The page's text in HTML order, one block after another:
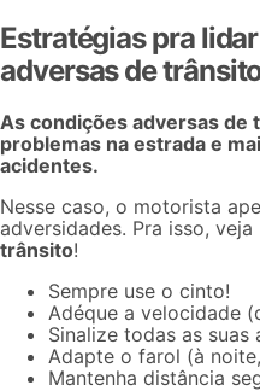
Estratégias pra
adversas de
As condições adversas de
problemas na estrada e
acidentes.
Nesse caso, o motorista
adversidades. Pra isso, veja
trânsito!
Sempre use o cinto!
Adéque a velocidade
Sinalize todas as suas
Adapte o farol (à
Mantenha distância